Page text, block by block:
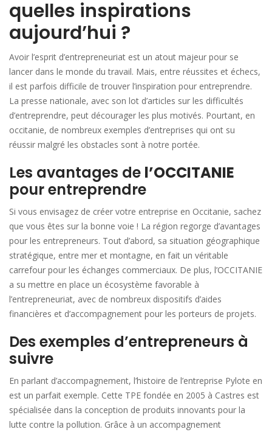
quelles inspirations
aujourd’hui ?
Avoir l’esprit d’entrepreneuriat est un atout majeur pour se
lancer dans le monde du travail. Mais, entre réussites et échecs,
il est parfois difficile de trouver l’inspiration pour entreprendre.
La presse nationale, avec son lot d’articles sur les difficultés
d’entreprendre, peut décourager les plus motivés. Pourtant, en
occitanie, de nombreux exemples d’entreprises qui ont su
réussir malgré les obstacles sont à notre portée.
Les avantages de l’OCCITANIE
pour entreprendre
Si vous envisagez de créer votre entreprise en Occitanie, sachez
que vous êtes sur la bonne voie ! La région regorge d’avantages
pour les entrepreneurs. Tout d’abord, sa situation géographique
stratégique, entre mer et montagne, en fait un véritable
carrefour pour les échanges commerciaux. De plus, l’OCCITANIE
a su mettre en place un écosystème favorable à
l’entrepreneuriat, avec de nombreux dispositifs d’aides
financières et d’accompagnement pour les porteurs de projets.
Des exemples d’entrepreneurs à
suivre
En parlant d’accompagnement, l’histoire de l’entreprise Pylote en
est un parfait exemple. Cette TPE fondée en 2005 à Castres est
spécialisée dans la conception de produits innovants pour la
lutte contre la pollution. Grâce à un accompagnement